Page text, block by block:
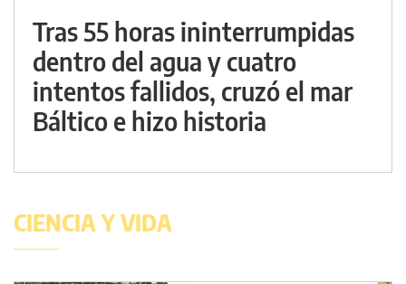
Tras 55 horas ininterrumpidas
dentro del agua y cuatro
intentos fallidos, cruzó el mar
Báltico e hizo historia
CIENCIA Y VIDA